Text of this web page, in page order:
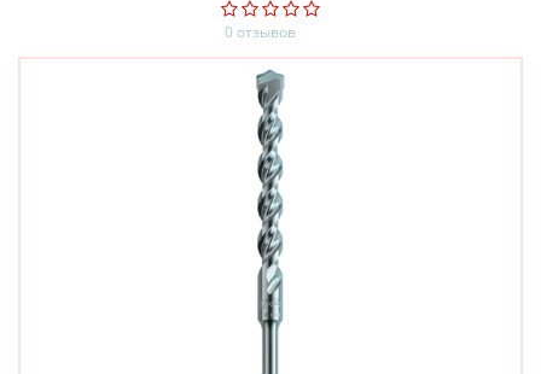
0 отзывов